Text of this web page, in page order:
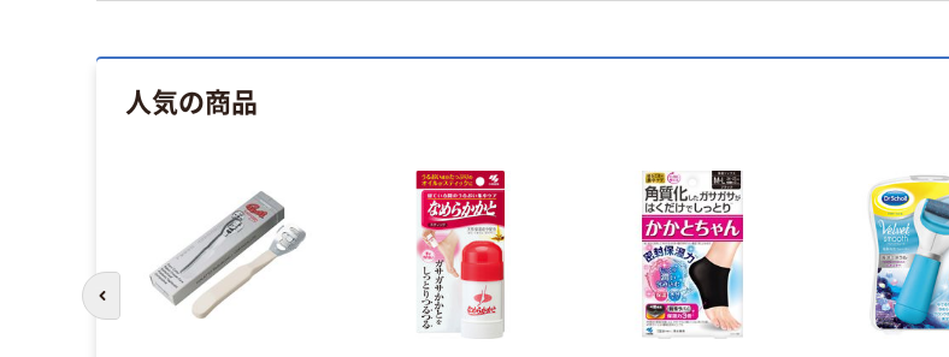
人気の商品
前のスライドへ